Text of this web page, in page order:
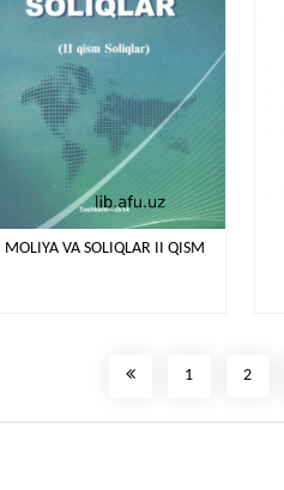
MOLIYA VA SOLIQLAR II QISM
1 2